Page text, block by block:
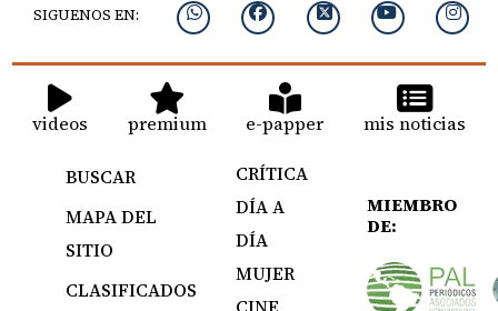
SIGUENOS EN:
videos premium e-papper mis noticias
BUSCAR
MAPA DEL
SITIO
CLASIFICADOS
CRÍTICA
DÍA A
DÍA
MUJER
MIEMBRO
DE: